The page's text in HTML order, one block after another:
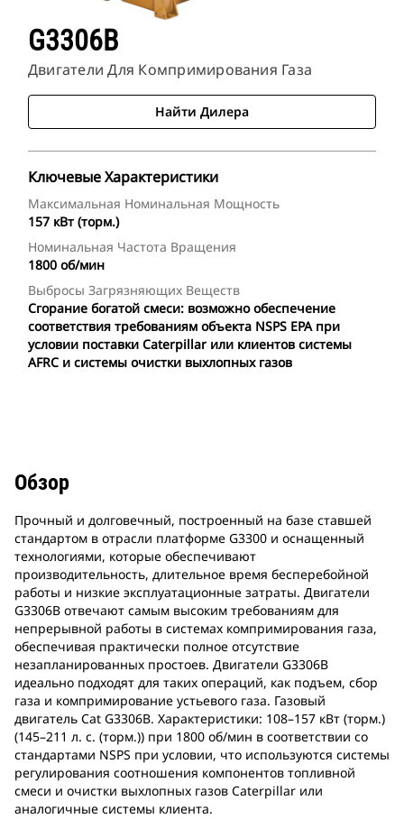
G3306B
Двигатели Для Компримирования Газа
Найти Дилера
Ключевые Характеристики
Максимальная Номинальная Мощность
157 кВт (торм.)
Номинальная Частота Вращения
1800 об/мин
Выбросы Загрязняющих Веществ
Сгорание богатой смеси: возможно обеспечение
соответствия требованиям объекта NSPS EPA при
условии поставки Caterpillar или клиентов системы
AFRC и системы очистки выхлопных газов
Обзор
Прочный и долговечный, построенный на базе ставшей
стандартом в отрасли платформе G3300 и оснащенный
технологиями, которые обеспечивают
производительность, длительное время бесперебойной
работы и низкие эксплуатационные затраты. Двигатели
G3306B отвечают самым высоким требованиям для
непрерывной работы в системах компримирования газа,
обеспечивая практически полное отсутствие
незапланированных простоев. Двигатели G3306B
идеально подходят для таких операций, как подъем, сбор
газа и компримирование устьевого газа. Газовый
двигатель Cat G3306B. Характеристики: 108–157 кВт (торм.)
(145–211 л. с. (торм.)) при 1800 об/мин в соответствии со
стандартами NSPS при условии, что используются системы
регулирования соотношения компонентов топливной
смеси и очистки выхлопных газов Caterpillar или
аналогичные системы клиента.